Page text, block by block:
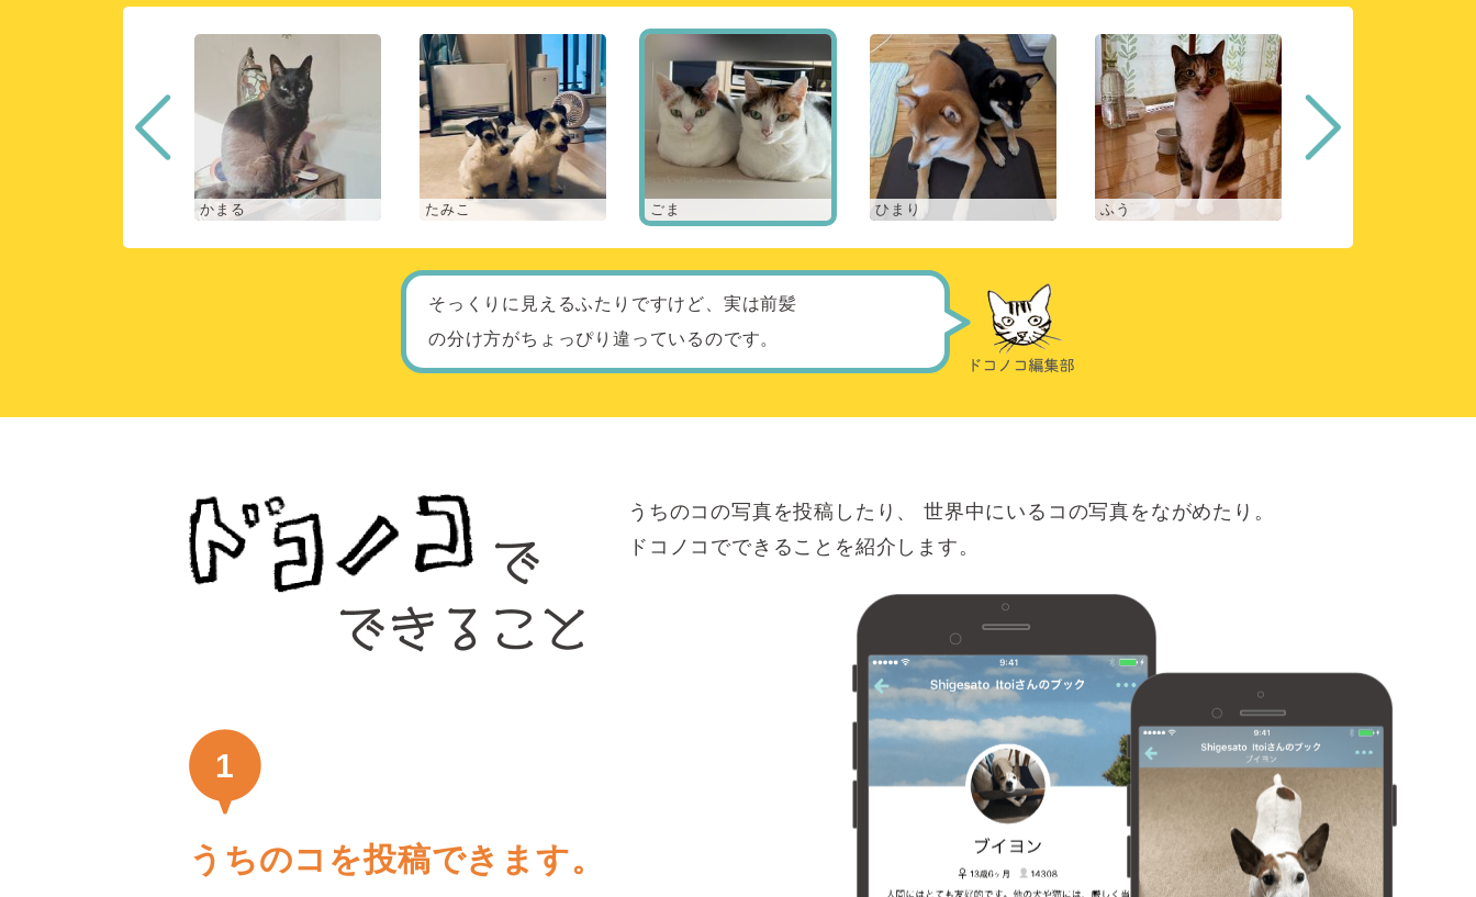
かまる たみこ ごま ひまり ふう
そっくりに見えるふたりですけど、実は前髪
の分け方がちょっぴり違っているのです。
うちのコの写真を投稿したり、
世界中にいるコの写真をながめたり。
ドコノコでできることを紹介します。
1
うちのコを投稿できます。